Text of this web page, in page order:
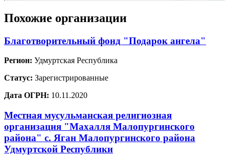
Похожие организации
Благотворительный фонд "Подарок ангела"
Регион: Удмуртская Республика
Статус: Зарегистрированные
Дата ОГРН: 10.11.2020
Местная мусульманская религиозная
организация "Махалля Малопургинского
района" с. Яган Малопургинского района
Удмуртской Республики